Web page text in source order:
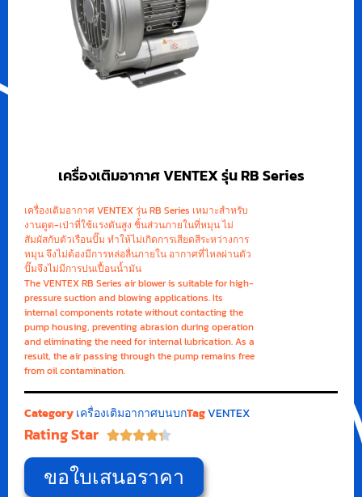
เครื่องเติมอากาศ VENTEX รุ่น RB Series
เครื่องเติมอากาศ VENTEX รุ่น RB Series เหมาะสำหรับ
งานดูด-เป่าที่ใช้แรงดันสูง ชิ้นส่วนภายในที่หมุน ไม่
สัมผัสกับตัวเรือนปั๊ม ทำให้ไม่เกิดการเสียดสีระหว่างการ
หมุน จึงไม่ต้องมีการหล่อลื่นภายใน อากาศที่ไหลผ่านตัว
ปั๊มจึงไม่มีการปนเปื้อนน้ำมัน
The VENTEX RB Series air blower is suitable for high-
pressure suction and blowing applications. Its
internal components rotate without contacting the
pump housing, preventing abrasion during operation
and eliminating the need for internal lubrication. As a
result, the air passing through the pump remains free
from oil contamination.
Categoryเครื่องเติมอากาศบนบกTagVENTEX
Rating Star 
ขอใบเสนอราคา